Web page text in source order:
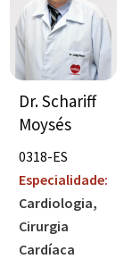
Dr. Schariff
Moysés
0318-ES
Especialidade:
Cardiologia
Cirurgia
Cardíaca